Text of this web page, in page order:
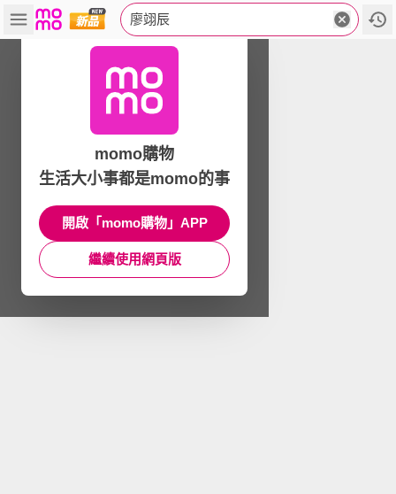
廖翊辰
momo購物
生活大小事都是momo的事
開啟「momo購物」APP
繼續使用網頁版